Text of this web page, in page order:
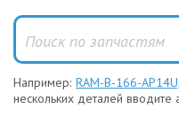
Например: RAM-B-166-
нескольких деталей вводите